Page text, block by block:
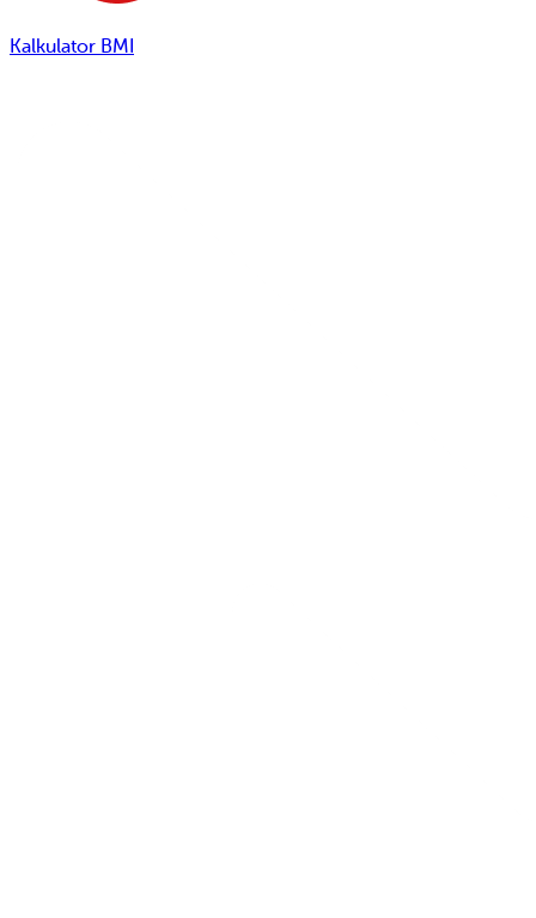
Kalkulator BMI